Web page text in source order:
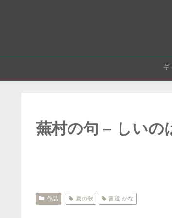
ギ
蕪村の句 – しいの
作品 夏の歌 書道-かな